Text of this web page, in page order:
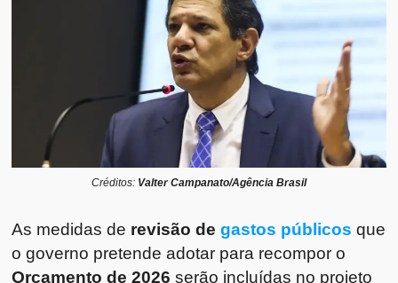
Créditos: Valter Campanato/Agência Brasil
As medidas de revisão degastos públicos que
o governo pretende adotar para recompor o
Orçamento de 2026 serão incluídas no projeto